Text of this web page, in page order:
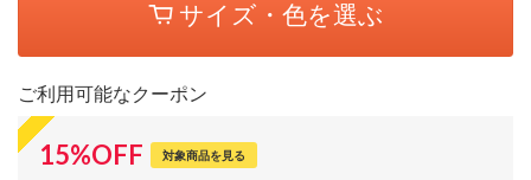
サイズ・色を選ぶ
ご利用可能なクーポン
15%OFF 対象商品を見る